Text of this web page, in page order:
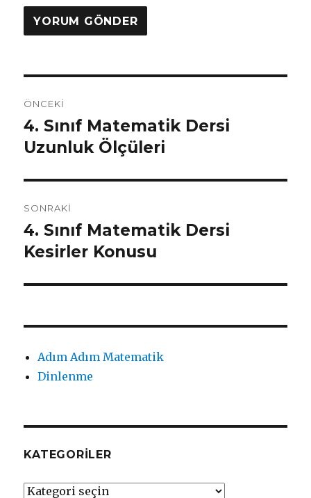
gezinmesi
ÖNCEKI
Önceki
yazı:
4. Sınıf Matematik Dersi
Uzunluk Ölçüleri
SONRAKI
Sonraki
yazı:
4. Sınıf Matematik Dersi
Kesirler Konusu
Adım Adım Matematik
Dinlenme
KATEGORILER
Kategoriler